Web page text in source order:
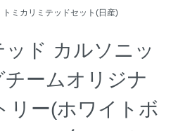
トミカリミテッドセット(日産)
ッド カルソニッ
ームオリジナ
リー(ホワイトボ